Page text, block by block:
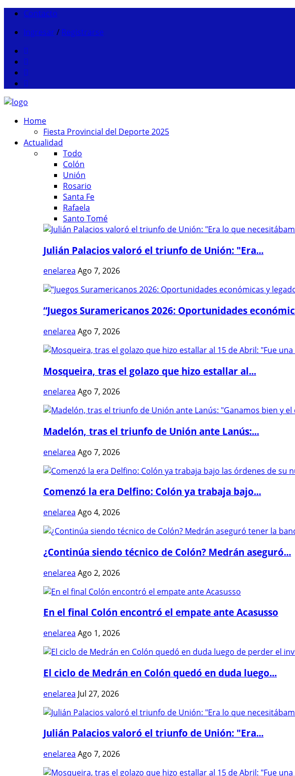
Contacto
Ingresar / Registrarse
Home
Fiesta Provincial del Deporte 2025
Actualidad
Todo
Colón
Unión
Rosario
Santa Fe
Rafaela
Santo Tomé
Julián Palacios valoró el triunfo de Unión: "Era...
enelarea Ago 7, 2026
“Juegos Suramericanos 2026: Oportunidades
enelarea Ago 7, 2026
Mosqueira, tras el golazo que hizo estallar al...
enelarea Ago 7, 2026
Madelón, tras el triunfo de Unión ante Lanús:...
enelarea Ago 7, 2026
Comenzó la era Delfino: Colón ya trabaja bajo...
enelarea Ago 4, 2026
¿Continúa siendo técnico de Colón? Medrán aseguró...
enelarea Ago 2, 2026
En el final Colón encontró el empate ante Acasusso
enelarea Ago 1, 2026
El ciclo de Medrán en Colón quedó en duda luego...
enelarea Jul 27, 2026
Julián Palacios valoró el triunfo de Unión: "Era...
enelarea Ago 7, 2026